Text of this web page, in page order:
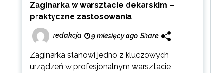
Zaginarka w warsztacie dekarskim –
praktyczne zastosowania
redakcja 9 miesięcy ago Share
Zaginarka stanowi jedno z kluczowych
urządzeń w profesjonalnym warsztacie